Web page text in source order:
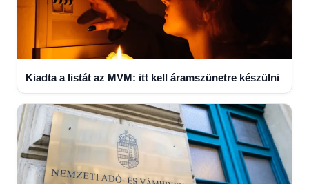
Kiadta a listát az MVM: itt kell áramszünetre készülni